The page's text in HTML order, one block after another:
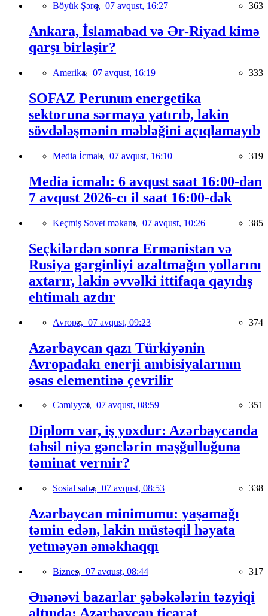
Böyük Şərq, 07 avqust, 16:27 363
Ankara, İslamabad və Ər-Riyad kimə
qarşı birləşir?
Amerika, 07 avqust, 16:19 333
SOFAZ Perunun energetika
sektoruna sərmayə yatırıb, lakin
sövdələşmənin məbləğini açıqlamayıb
Media İcmalı, 07 avqust, 16:10 319
Media icmalı: 6 avqust saat 16:00-dan
7 avqust 2026-cı il saat 16:00-dək
Keçmiş Sovet məkanı, 07 avqust, 10:26 385
Seçkilərdən sonra Ermənistan və
Rusiya gərginliyi azaltmağın yollarını
axtarır, lakin əvvəlki ittifaqa qayıdış
ehtimalı azdır
Avropa, 07 avqust, 09:23 374
Azərbaycan qazı Türkiyənin
Avropadakı enerji ambisiyalarının
əsas elementinə çevrilir
Cəmiyyət, 07 avqust, 08:59 351
Diplom var, iş yoxdur: Azərbaycanda
təhsil niyə gənclərin məşğulluğuna
təminat vermir?
Sosial sahə, 07 avqust, 08:53 338
Azərbaycan minimumu: yaşamağı
təmin edən, lakin müstəqil həyata
yetməyən əməkhaqqı
Biznes, 07 avqust, 08:44 317
Ənənəvi bazarlar şəbəkələrin təzyiqi